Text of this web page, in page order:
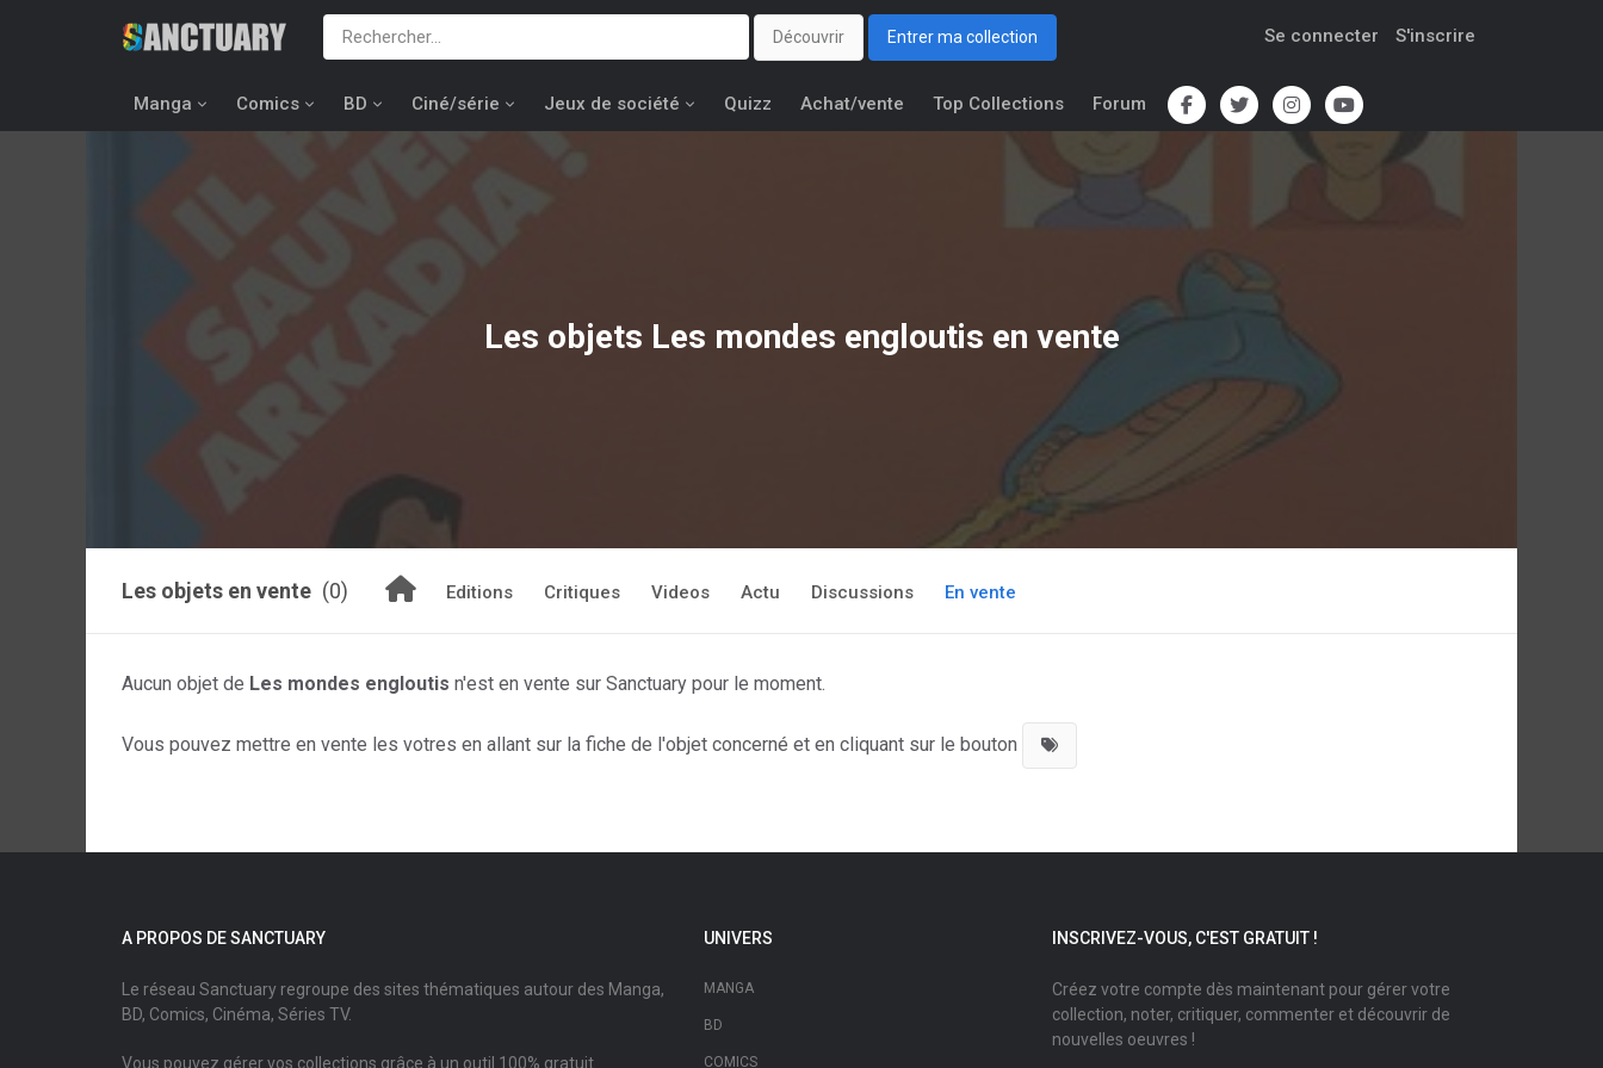
Découvrir Entrer ma collection Se connecter S'inscrire
Manga Comics BD Ciné/série Jeux de société Quizz Achat/vente Top Collections Forum
Les objets Les mondes engloutis en vente
Les objets en vente (0) Editions Critiques Videos Actu Discussions En vente
Aucun objet de Les mondes engloutis n'est en vente sur Sanctuary pour le moment.
Vous pouvez mettre en vente les votres en allant sur la fiche de l'objet concerné et en cliquant sur le bouton
A PROPOS DE SANCTUARY
Le réseau Sanctuary regroupe des sites thématiques autour des Manga,
BD, Comics, Cinéma, Séries TV.
Vous pouvez gérer vos collections grâce à un outil 100% gratuit.
UNIVERS
MANGA
BD
COMICS
INSCRIVEZ-VOUS, C'EST GRATUIT !
Créez votre compte dès maintenant pour gérer votre
collection, noter, critiquer, commenter et découvrir de
nouvelles oeuvres !